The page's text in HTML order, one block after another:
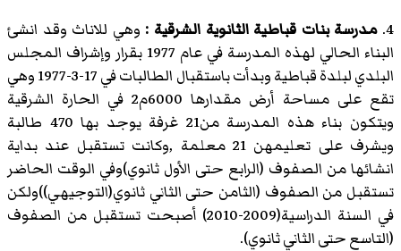
4. مدرسة بنات قباطية الثانوية الشرقية : وهي للاناث وقد انشئ
البناء الحالي لهذه المدرسة في عام 1977 بقرار وإشراف المجلس
البلدي لبلدة قباطية وبدأت باستقبال الطالبات في 17-3-1977 وهي
تقع على مساحة أرض مقدارها 6000م2 في الحارة الشرقية
ويتكون بناء هذه المدرسة من21 غرفة يوجد بها 470 طالبة
ويشرف على تعليمهن 21 معلمة ,وكانت تستقبل عند بداية
انشائها من الصفوف (الرابع حتى الأول ثانوي)وفي الوقت الحاضر
تستقبل من الصفوف (الثامن حتى الثاني ثانوي(التوجيهي))ولكن
في السنة الدراسية(2009-2010) أصبحت تستقبل من الصفوف
(التاسع حتى الثاني ثانوي).